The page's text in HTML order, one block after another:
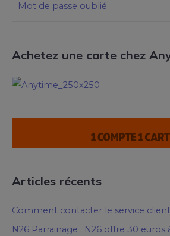
Mot de passe oublié
Achetez une carte chez
Articles récents
Comment contacter le service
N26 Parrainage : N26 offre 30 euros